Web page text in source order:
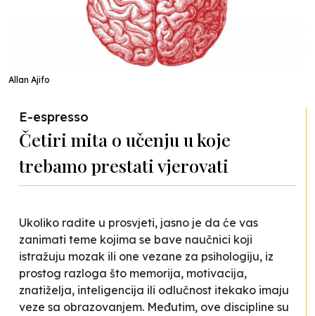
Allan Ajifo
E-espresso
Četiri mita o učenju u koje
trebamo prestati vjerovati
Ukoliko radite u prosvjeti, jasno je da će vas
zanimati teme kojima se bave naučnici koji
istražuju mozak ili one vezane za psihologiju, iz
prostog razloga što memorija, motivacija,
znatiželja, inteligencija ili odlučnost itekako imaju
veze sa obrazovanjem. Međutim, ove discipline su